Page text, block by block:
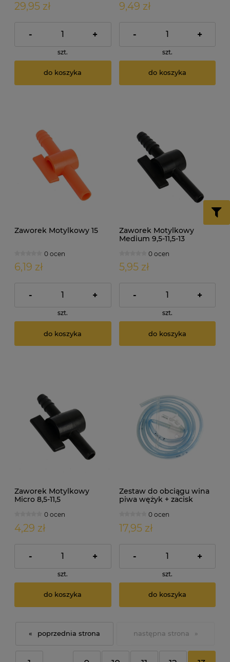
29,95 zł
- +
szt.
do koszyka
9,49 zł
- +
szt.
do koszyka
Zaworek Motylkowy 15
0 ocen
6,19 zł
- +
szt.
do koszyka
Zaworek Motylkowy
Medium 9,5-11,5-13
0 ocen
5,95 zł
- +
szt.
do koszyka
Zaworek Motylkowy
Micro 8,5-11,5
0 ocen
4,29 zł
- +
szt.
do koszyka
Zestaw do obciągu wina
piwa wężyk + zacisk
0 ocen
17,95 zł
- +
szt.
do koszyka
« »